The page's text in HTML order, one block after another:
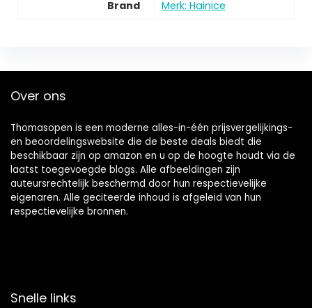
Brand
Merk: Hainice
Over ons
Thomasopen is een moderne alles-in-één prijsvergelijkings-
en beoordelingswebsite die de beste deals biedt die
beschikbaar zijn op amazon en u op de hoogte houdt via de
laatst toegevoegde blogs. Alle afbeeldingen zijn
auteursrechtelijk beschermd door hun respectievelijke
eigenaren. Alle geciteerde inhoud is afgeleid van hun
respectievelijke bronnen.
Snelle links